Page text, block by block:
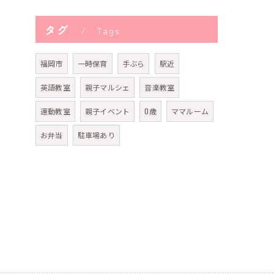
タグ Tags
福岡市 一時保育 手ぶら 駅近
英語教室 親子マルシェ 音楽教室
運動教室 親子イベント 0歳 ママルーム
お弁当 駐車場あり